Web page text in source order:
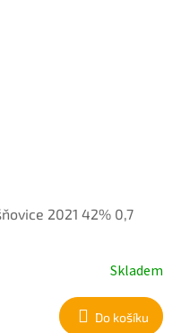
2021 42% 0,7
Skladem
Do košíku